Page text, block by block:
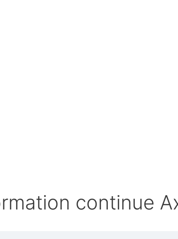
continue